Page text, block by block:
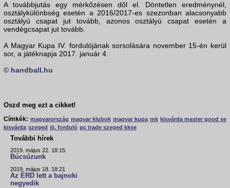
A továbbjutás egy mérkőzésen dől el. Döntetlen eredménynél,
osztálykülönbség esetén a 2016/2017-es szezonban alacsonyabb
osztályú csapat jut tovább, azonos osztályú csapat esetén a
vendégcsapat jut tovább.
A Magyar Kupa IV. fordulójának sorsolására november 15-én kerül
sor, a játéknapja 2017. január 4.
© handball.hu
Oszd meg ezt a cikket!
Címkék: magyarország magyar klubok magyar kupa mk kisvárda master good se
kisvárda szeged iii. forduló pc trade szeged kkse
További hírek
2019. május 22. 18:15
Búcsúzunk
2019. május 18. 18:21
Az ÉRD lett a bajnoki
negyedik